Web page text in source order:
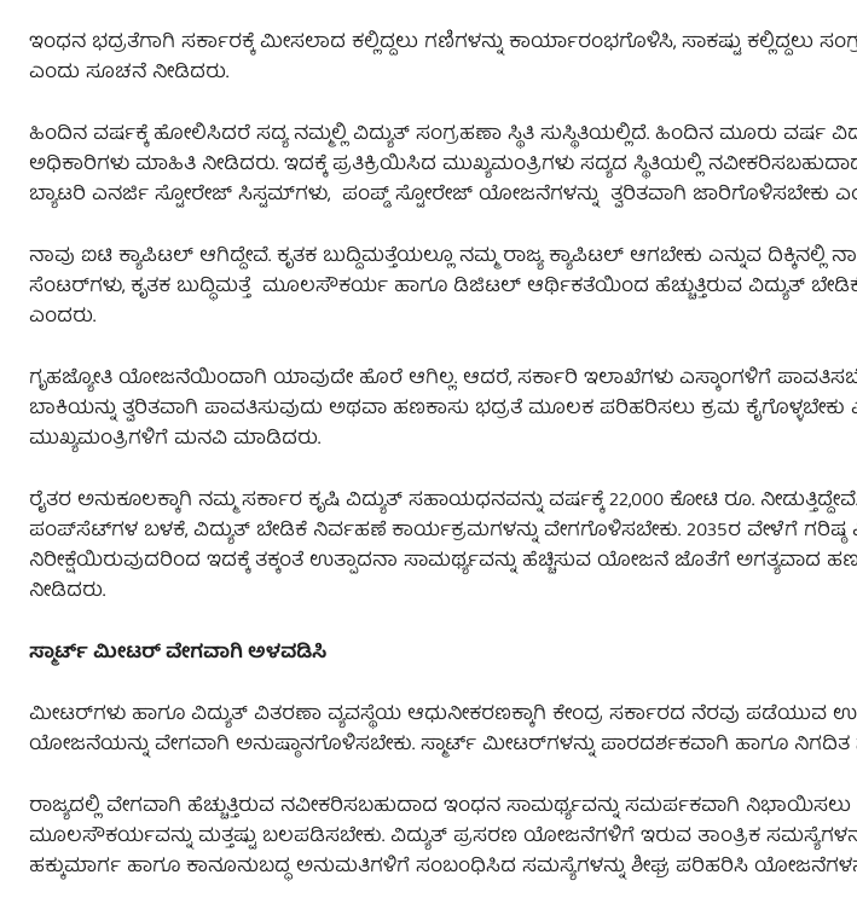
ಇಂಧನ ಭದ್ರತೆಗಾಗಿ ಸರ್ಕಾರಕ್ಕೆ ಮೀಸಲಾದ ಕಲ್ಲಿದ್ದಲು ಗಣಿಗಳನ್ನು ಕಾರ್ಯಾರಂಭಗೊಳಿಸಿ, ಸಾಕಷ್ಟು ಕಲ್ಲಿದ್ದಲು
ಎಂದು ಸೂಚನೆ ನೀಡಿದರು.
ಹಿಂದಿನ ವರ್ಷಕ್ಕೆ ಹೋಲಿಸಿದರೆ ಸದ್ಯ ನಮ್ಮಲ್ಲಿ ವಿದ್ಯುತ್‌ ಸಂಗ್ರಹಣಾ ಸ್ಥಿತಿ ಸುಸ್ಥಿತಿಯಲ್ಲಿದೆ. ಹಿಂದಿನ ಮೂರು ವರ್ಷ
ಅಧಿಕಾರಿಗಳು ಮಾಹಿತಿ ನೀಡಿದರು. ಇದಕ್ಕೆ ಪ್ರತಿಕ್ರಿಯಿಸಿದ ಮುಖ್ಯಮಂತ್ರಿಗಳು ಸದ್ಯದ ಸ್ಥಿತಿಯಲ್ಲಿ
ಬ್ಯಾಟರಿ ಎನರ್ಜಿ ಸ್ಟೋರೇಜ್ ಸಿಸ್ಟಮ್‌ಗಳು, ಪಂಪ್ಡ್ ಸ್ಟೋರೇಜ್ ಯೋಜನೆಗಳನ್ನು ತ್ವರಿತವಾಗಿ ಜಾರಿಗೊಳಿಸಬೇಕು
ನಾವು ಐಟಿ ಕ್ಯಾಪಿಟಲ್‌ ಆಗಿದ್ದೇವೆ. ಕೃತಕ ಬುದ್ದಿಮತ್ತೆಯಲ್ಲೂ ನಮ್ಮ ರಾಜ್ಯ ಕ್ಯಾಪಿಟಲ್‌ ಆಗಬೇಕು ಎನ್ನುವ ದಿಕ್ಕಿನಲ್ಲಿ
ಸೆಂಟರ್‌ಗಳು, ಕೃತಕ ಬುದ್ಧಿಮತ್ತೆ ಮೂಲಸೌಕರ್ಯ ಹಾಗೂ ಡಿಜಿಟಲ್ ಆರ್ಥಿಕತೆಯಿಂದ ಹೆಚ್ಚುತ್ತಿರುವ ವಿದ್ಯುತ್
ಎಂದರು.
ಗೃಹಜ್ಯೋತಿ ಯೋಜನೆಯಿಂದಾಗಿ ಯಾವುದೇ ಹೊರೆ ಆಗಿಲ್ಲ. ಆದರೆ, ಸರ್ಕಾರಿ ಇಲಾಖೆಗಳು ಎಸ್ಕಾಂಗಳಿಗೆ
ಬಾಕಿಯನ್ನು ತ್ವರಿತವಾಗಿ ಪಾವತಿಸುವುದು ಅಥವಾ ಹಣಕಾಸು ಭದ್ರತೆ ಮೂಲಕ ಪರಿಹರಿಸಲು ಕ್ರಮ
ಮುಖ್ಯಮಂತ್ರಿಗಳಿಗೆ ಮನವಿ ಮಾಡಿದರು.
ರೈತರ ಅನುಕೂಲಕ್ಕಾಗಿ ನಮ್ಮ ಸರ್ಕಾರ ಕೃಷಿ ವಿದ್ಯುತ್ ಸಹಾಯಧನವನ್ನು ವರ್ಷಕ್ಕೆ 22,000 ಕೋಟಿ ರೂ.
ಪಂಪ್‌ಸೆಟ್‌ಗಳ ಬಳಕೆ, ವಿದ್ಯುತ್ ಬೇಡಿಕೆ ನಿರ್ವಹಣೆ ಕಾರ್ಯಕ್ರಮಗಳನ್ನು ವೇಗಗೊಳಿಸಬೇಕು. 2035ರ ವೇಳೆಗೆ ಗರಿಷ್ಠ
ನಿರೀಕ್ಷೆಯಿರುವುದರಿಂದ ಇದಕ್ಕೆ ತಕ್ಕಂತೆ ಉತ್ಪಾದನಾ ಸಾಮರ್ಥ್ಯವನ್ನು ಹೆಚ್ಚಿಸುವ ಯೋಜನೆ ಜೊತೆಗೆ ಅಗತ್ಯವಾದ
ನೀಡಿದರು.
ಸ್ಮಾರ್ಟ್‌ ಮೀಟರ್ ವೇಗವಾಗಿ ಅಳವಡಿಸಿ
ಮೀಟರ್‌ಗಳು ಹಾಗೂ ವಿದ್ಯುತ್ ವಿತರಣಾ ವ್ಯವಸ್ಥೆಯ ಆಧುನೀಕರಣಕ್ಕಾಗಿ ಕೇಂದ್ರ ಸರ್ಕಾರದ ನೆರವು ಪಡೆಯುವ
ಯೋಜನೆಯನ್ನು ವೇಗವಾಗಿ ಅನುಷ್ಠಾನಗೊಳಿಸಬೇಕು. ಸ್ಮಾರ್ಟ್ ಮೀಟರ್‌ಗಳನ್ನು ಪಾರದರ್ಶಕವಾಗಿ ಹಾಗೂ
ರಾಜ್ಯದಲ್ಲಿ ವೇಗವಾಗಿ ಹೆಚ್ಚುತ್ತಿರುವ ನವೀಕರಿಸಬಹುದಾದ ಇಂಧನ ಸಾಮರ್ಥ್ಯವನ್ನು ಸಮರ್ಪಕವಾಗಿ ನಿಭಾಯಿಸಲು
ಮೂಲಸೌಕರ್ಯವನ್ನು ಮತ್ತಷ್ಟು ಬಲಪಡಿಸಬೇಕು. ವಿದ್ಯುತ್ ಪ್ರಸರಣ ಯೋಜನೆಗಳಿಗೆ ಇರುವ ತಾಂತ್ರಿಕ
ಹಕ್ಕುಮಾರ್ಗ ಹಾಗೂ ಕಾನೂನುಬದ್ಧ ಅನುಮತಿಗಳಿಗೆ ಸಂಬಂಧಿಸಿದ ಸಮಸ್ಯೆಗಳನ್ನು ಶೀಘ್ರ ಪರಿಹರಿಸಿ